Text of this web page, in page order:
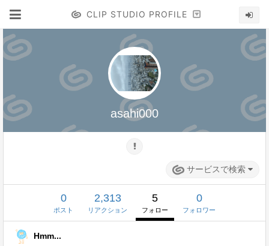
CLIP STUDIO PROFILE
asahi000
サービスで検索
0
ポスト
2,313
リアクション
5
フォロー
0
フォロワー
Hmm...